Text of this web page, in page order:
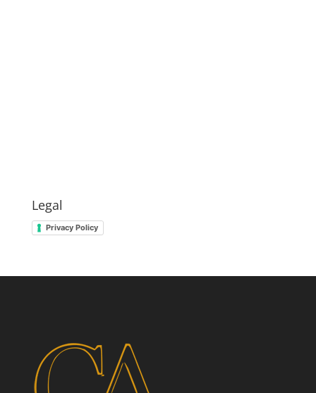
Legal
Privacy Policy